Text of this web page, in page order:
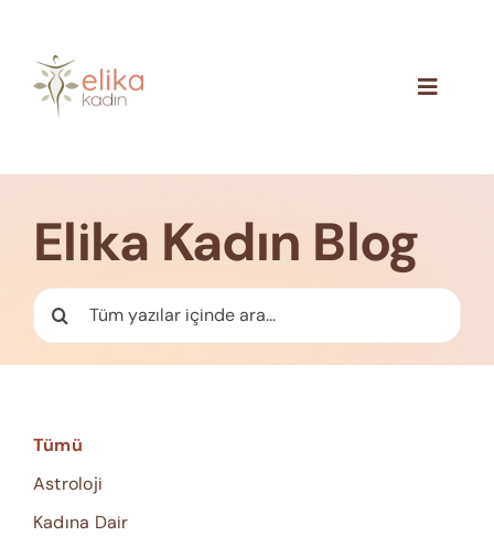
content
Toggle
İletişim
Elika Kadın Blog
Ara:
Tümü
Astroloji
Kadına Dair